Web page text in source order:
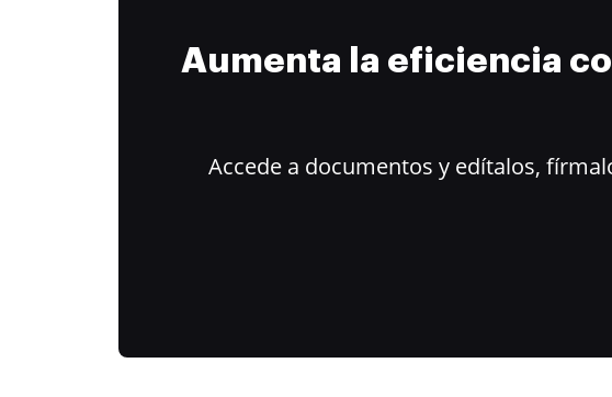
Aumenta la eficiencia
Accede a documentos y edítalos,